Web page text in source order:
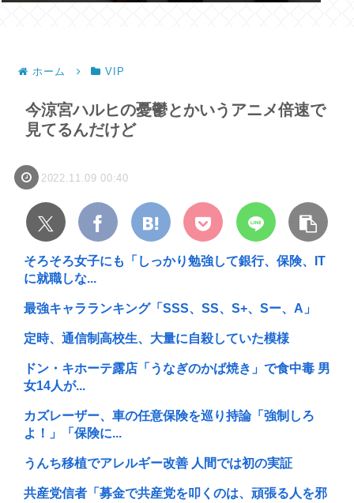
ホーム VIP
今涼宮ハルヒの憂鬱とかいうアニメ倍速で
見てるんだけど
2022.11.09 00:40
そろそろ女子にも「しっかり勉強して銀行、保険、IT
に就職しな...
最強キャラランキング「SSS、SS、S+、Sー、A」
定時、通信制高校生、大量に自殺していた模様
ドン・キホーテ露店「うなぎのかば焼き」で食中毒 男
女14人が...
カズレーザー、車の任意保険を巡り持論「強制しろ
よ！」「保険に...
うんち移植でアレルギー改善 人間では初の実証
共産党信者「募金で共産党を叩くのは、頑張る人を邪